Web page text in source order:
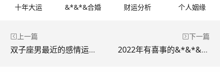
十年大运 &*&*&合婚 财运分析 个人姻缘
上一篇
双子座男最近的感情运势，陶白白双子男感情
下一篇
2022年有喜事的&*&*&，2022年正缘出现的日柱